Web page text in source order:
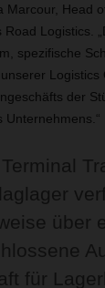
Marcour, Head
Road Logistics.
spezifische
der
Unternehmens.“
über
für